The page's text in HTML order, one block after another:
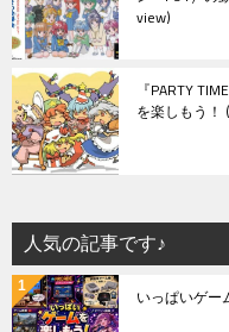
view
『PARTY
を楽しもう！
人気の記事です♪
いっぱいゲー